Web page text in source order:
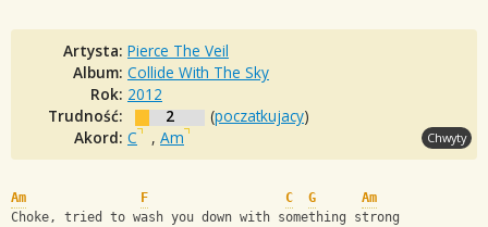
Artysta: Pierce The Veil
Album: Collide With The Sky
Rok: 2012
Trudność:
2 (poczatkujacy)
Akord: C , Am Chwyty
Am F C G
Am
Choke, tried to wash you down with something strong